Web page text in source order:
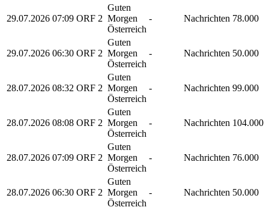
29.07.2026 07:09 ORF 2
Guten
Morgen
Österreich
- Nachrichten 78.000
29.07.2026 06:30 ORF 2
Guten
Morgen
Österreich
- Nachrichten 50.000
28.07.2026 08:32 ORF 2
Guten
Morgen
Österreich
- Nachrichten 99.000
28.07.2026 08:08 ORF 2
Guten
Morgen
Österreich
- Nachrichten 104.000
28.07.2026 07:09 ORF 2
Guten
Morgen
Österreich
- Nachrichten 76.000
28.07.2026 06:30 ORF 2
Guten
Morgen
Österreich
- Nachrichten 50.000